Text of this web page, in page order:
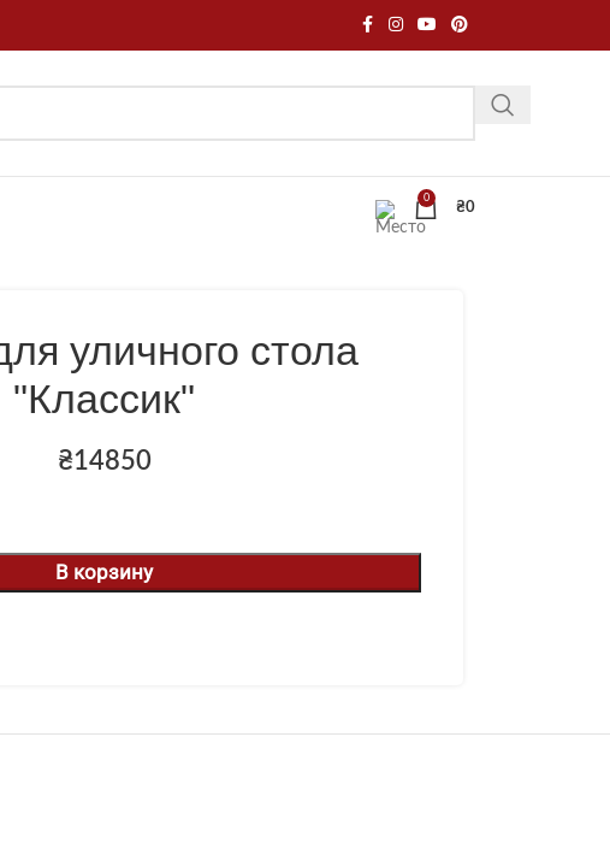
0
₴0
уличного стола
"Классик"
₴14850
В корзину